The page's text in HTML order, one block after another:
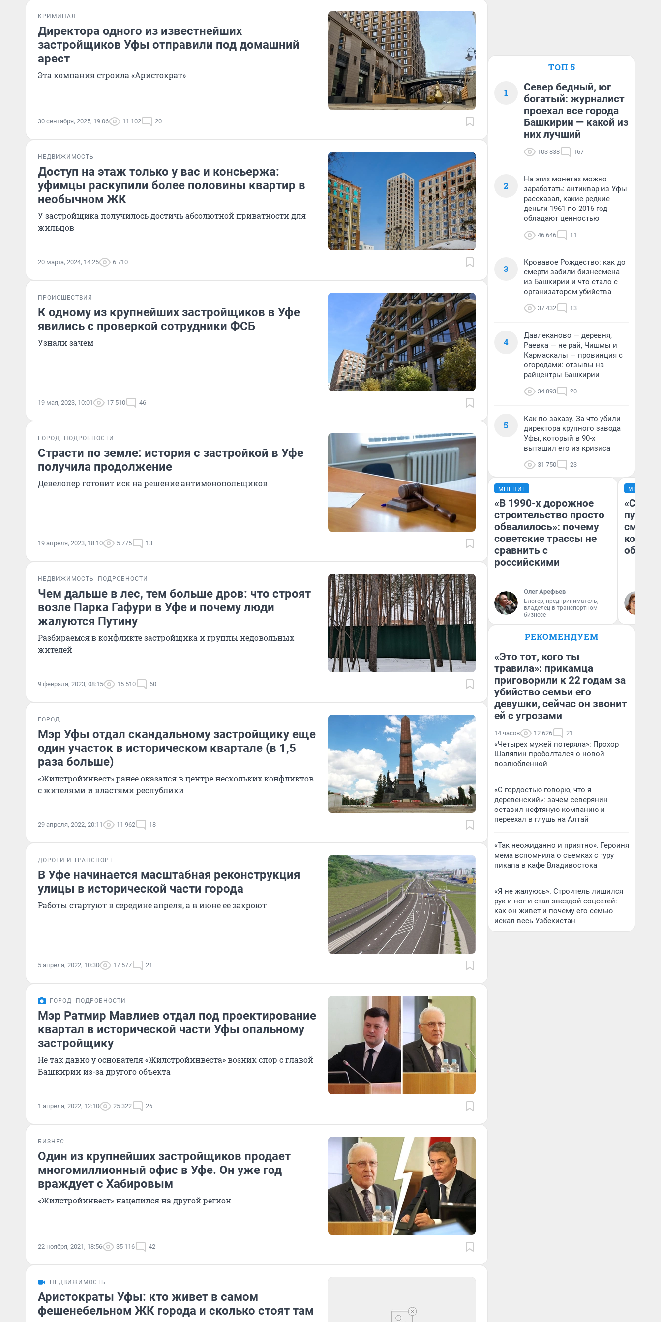
КРИМИНАЛ
Директора одного из известнейших
застройщиков Уфы отправили под домашний
арест
Эта компания строила «Аристократ»
30 сентября, 2025, 19:06 11 102 20
НЕДВИЖИМОСТЬ
Доступ на этаж только у вас и консьержа:
уфимцы раскупили более половины квартир в
необычном ЖК
У застройщика получилось достичь абсолютной приватности для
жильцов
20 марта, 2024, 14:25 6 710
ПРОИСШЕСТВИЯ
К одному из крупнейших застройщиков в Уфе
явились с проверкой сотрудники ФСБ
Узнали зачем
19 мая, 2023, 10:01 17 510 46
ГОРОД ПОДРОБНОСТИ
Страсти по земле: история с застройкой в Уфе
получила продолжение
Девелопер готовит иск на решение антимонопольщиков
19 апреля, 2023, 18:10 5 775 13
НЕДВИЖИМОСТЬ ПОДРОБНОСТИ
Чем дальше в лес, тем больше дров: что строят
возле Парка Гафури в Уфе и почему люди
жалуются Путину
Разбираемся в конфликте застройщика и группы недовольных
жителей
9 февраля, 2023, 08:15 15 510 60
ГОРОД
Мэр Уфы отдал скандальному застройщику еще
один участок в историческом квартале (в 1,5
раза больше)
«Жилстройинвест» ранее оказался в центре нескольких конфликтов
с жителями и властями республики
29 апреля, 2022, 20:11 11 962 18
ДОРОГИ И ТРАНСПОРТ
В Уфе начинается масштабная реконструкция
улицы в исторической части города
Работы стартуют в середине апреля, а в июне ее закроют
5 апреля, 2022, 10:30 17 577 21
ГОРОД ПОДРОБНОСТИ
Мэр Ратмир Мавлиев отдал под проектирование
квартал в исторической части Уфы опальному
застройщику
Не так давно у основателя «Жилстройинвеста» возник спор с главой
Башкирии из-за другого объекта
1 апреля, 2022, 12:10 25 322 26
БИЗНЕС
Один из крупнейших застройщиков продает
многомиллионный офис в Уфе. Он уже год
враждует с Хабировым
«Жилстройинвест» нацелился на другой регион
22 ноября, 2021, 18:56 35 116 42
НЕДВИЖИМОСТЬ
Аристократы Уфы: кто живет в самом
фешенебельном ЖК города и сколько стоят там
ТОП 5
1
Север бедный, юг
богатый: журналист
проехал все города
Башкирии — какой из
них лучший
103 838 167
2
На этих монетах можно
заработать: антиквар из Уфы
рассказал, какие редкие
деньги 1961 по 2016 год
обладают ценностью
46 646 11
3
Кровавое Рождество: как до
смерти забили бизнесмена
из Башкирии и что стало с
организатором убийства
37 432 13
4
Давлеканово — деревня,
Раевка — не рай, Чишмы и
Кармаскалы — провинция с
огородами: отзывы на
райцентры Башкирии
34 893 20
5
Как по заказу. За что убили
директора крупного завода
Уфы, который в 90-х
вытащил его из кризиса
31 750 23
МНЕНИЕ
«В 1990-х дорожное
строительство просто
обвалилось»: почему
советские трассы не
сравнить с
российскими
Олег Арефьев
Блогер, предприниматель,
владелец в транспортном
бизнесе
МНЕНИЕ
РЕКОМЕНДУЕМ
«Это тот, кого ты
травила»: прикамца
приговорили к 22 годам за
убийство семьи его
девушки, сейчас он звонит
ей с угрозами
14 часов 12 626 21
«Четырех мужей потеряла»: Прохор
Шаляпин проболтался о новой
возлюбленной
«С гордостью говорю, что я
деревенский»: зачем северянин
оставил нефтяную компанию и
переехал в глушь на Алтай
«Так неожиданно и приятно». Героиня
мема вспомнила о съемках с гуру
пикапа в кафе Владивостока
«Я не жалуюсь». Строитель лишился
рук и ног и стал звездой соцсетей:
как он живет и почему его семью
искал весь Узбекистан